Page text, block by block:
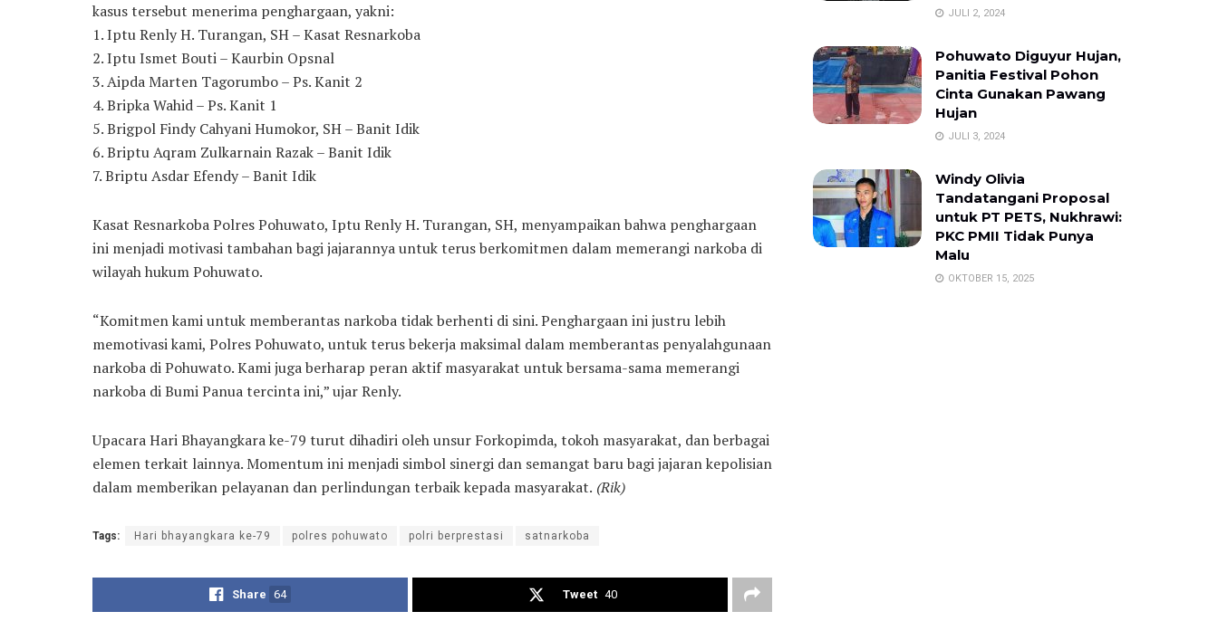
kasus tersebut menerima penghargaan, yakni:
1. Iptu Renly H. Turangan, SH – Kasat Resnarkoba
2. Iptu Ismet Bouti – Kaurbin Opsnal
3. Aipda Marten Tagorumbo – Ps. Kanit 2
4. Bripka Wahid – Ps. Kanit 1
5. Brigpol Findy Cahyani Humokor, SH – Banit Idik
6. Briptu Aqram Zulkarnain Razak – Banit Idik
7. Briptu Asdar Efendy – Banit Idik
Kasat Resnarkoba Polres Pohuwato, Iptu Renly H. Turangan, SH, menyampaikan bahwa penghargaan
ini menjadi motivasi tambahan bagi jajarannya untuk terus berkomitmen dalam memerangi narkoba di
wilayah hukum Pohuwato.
“Komitmen kami untuk memberantas narkoba tidak berhenti di sini. Penghargaan ini justru lebih
memotivasi kami, Polres Pohuwato, untuk terus bekerja maksimal dalam memberantas penyalahgunaan
narkoba di Pohuwato. Kami juga berharap peran aktif masyarakat untuk bersama-sama memerangi
narkoba di Bumi Panua tercinta ini,” ujar Renly.
Upacara Hari Bhayangkara ke-79 turut dihadiri oleh unsur Forkopimda, tokoh masyarakat, dan berbagai
elemen terkait lainnya. Momentum ini menjadi simbol sinergi dan semangat baru bagi jajaran kepolisian
dalam memberikan pelayanan dan perlindungan terbaik kepada masyarakat. (Rik)
Tags: Hari bhayangkara ke-79 polres pohuwato polri berprestasi satnarkoba
Share 64 Tweet 40
JULI 2, 2024
Pohuwato Diguyur Hujan,
Panitia Festival Pohon
Cinta Gunakan Pawang
Hujan
JULI 3, 2024
Windy Olivia
Tandatangani Proposal
untuk PT PETS, Nukhrawi:
PKC PMII Tidak Punya
Malu
OKTOBER 15, 2025